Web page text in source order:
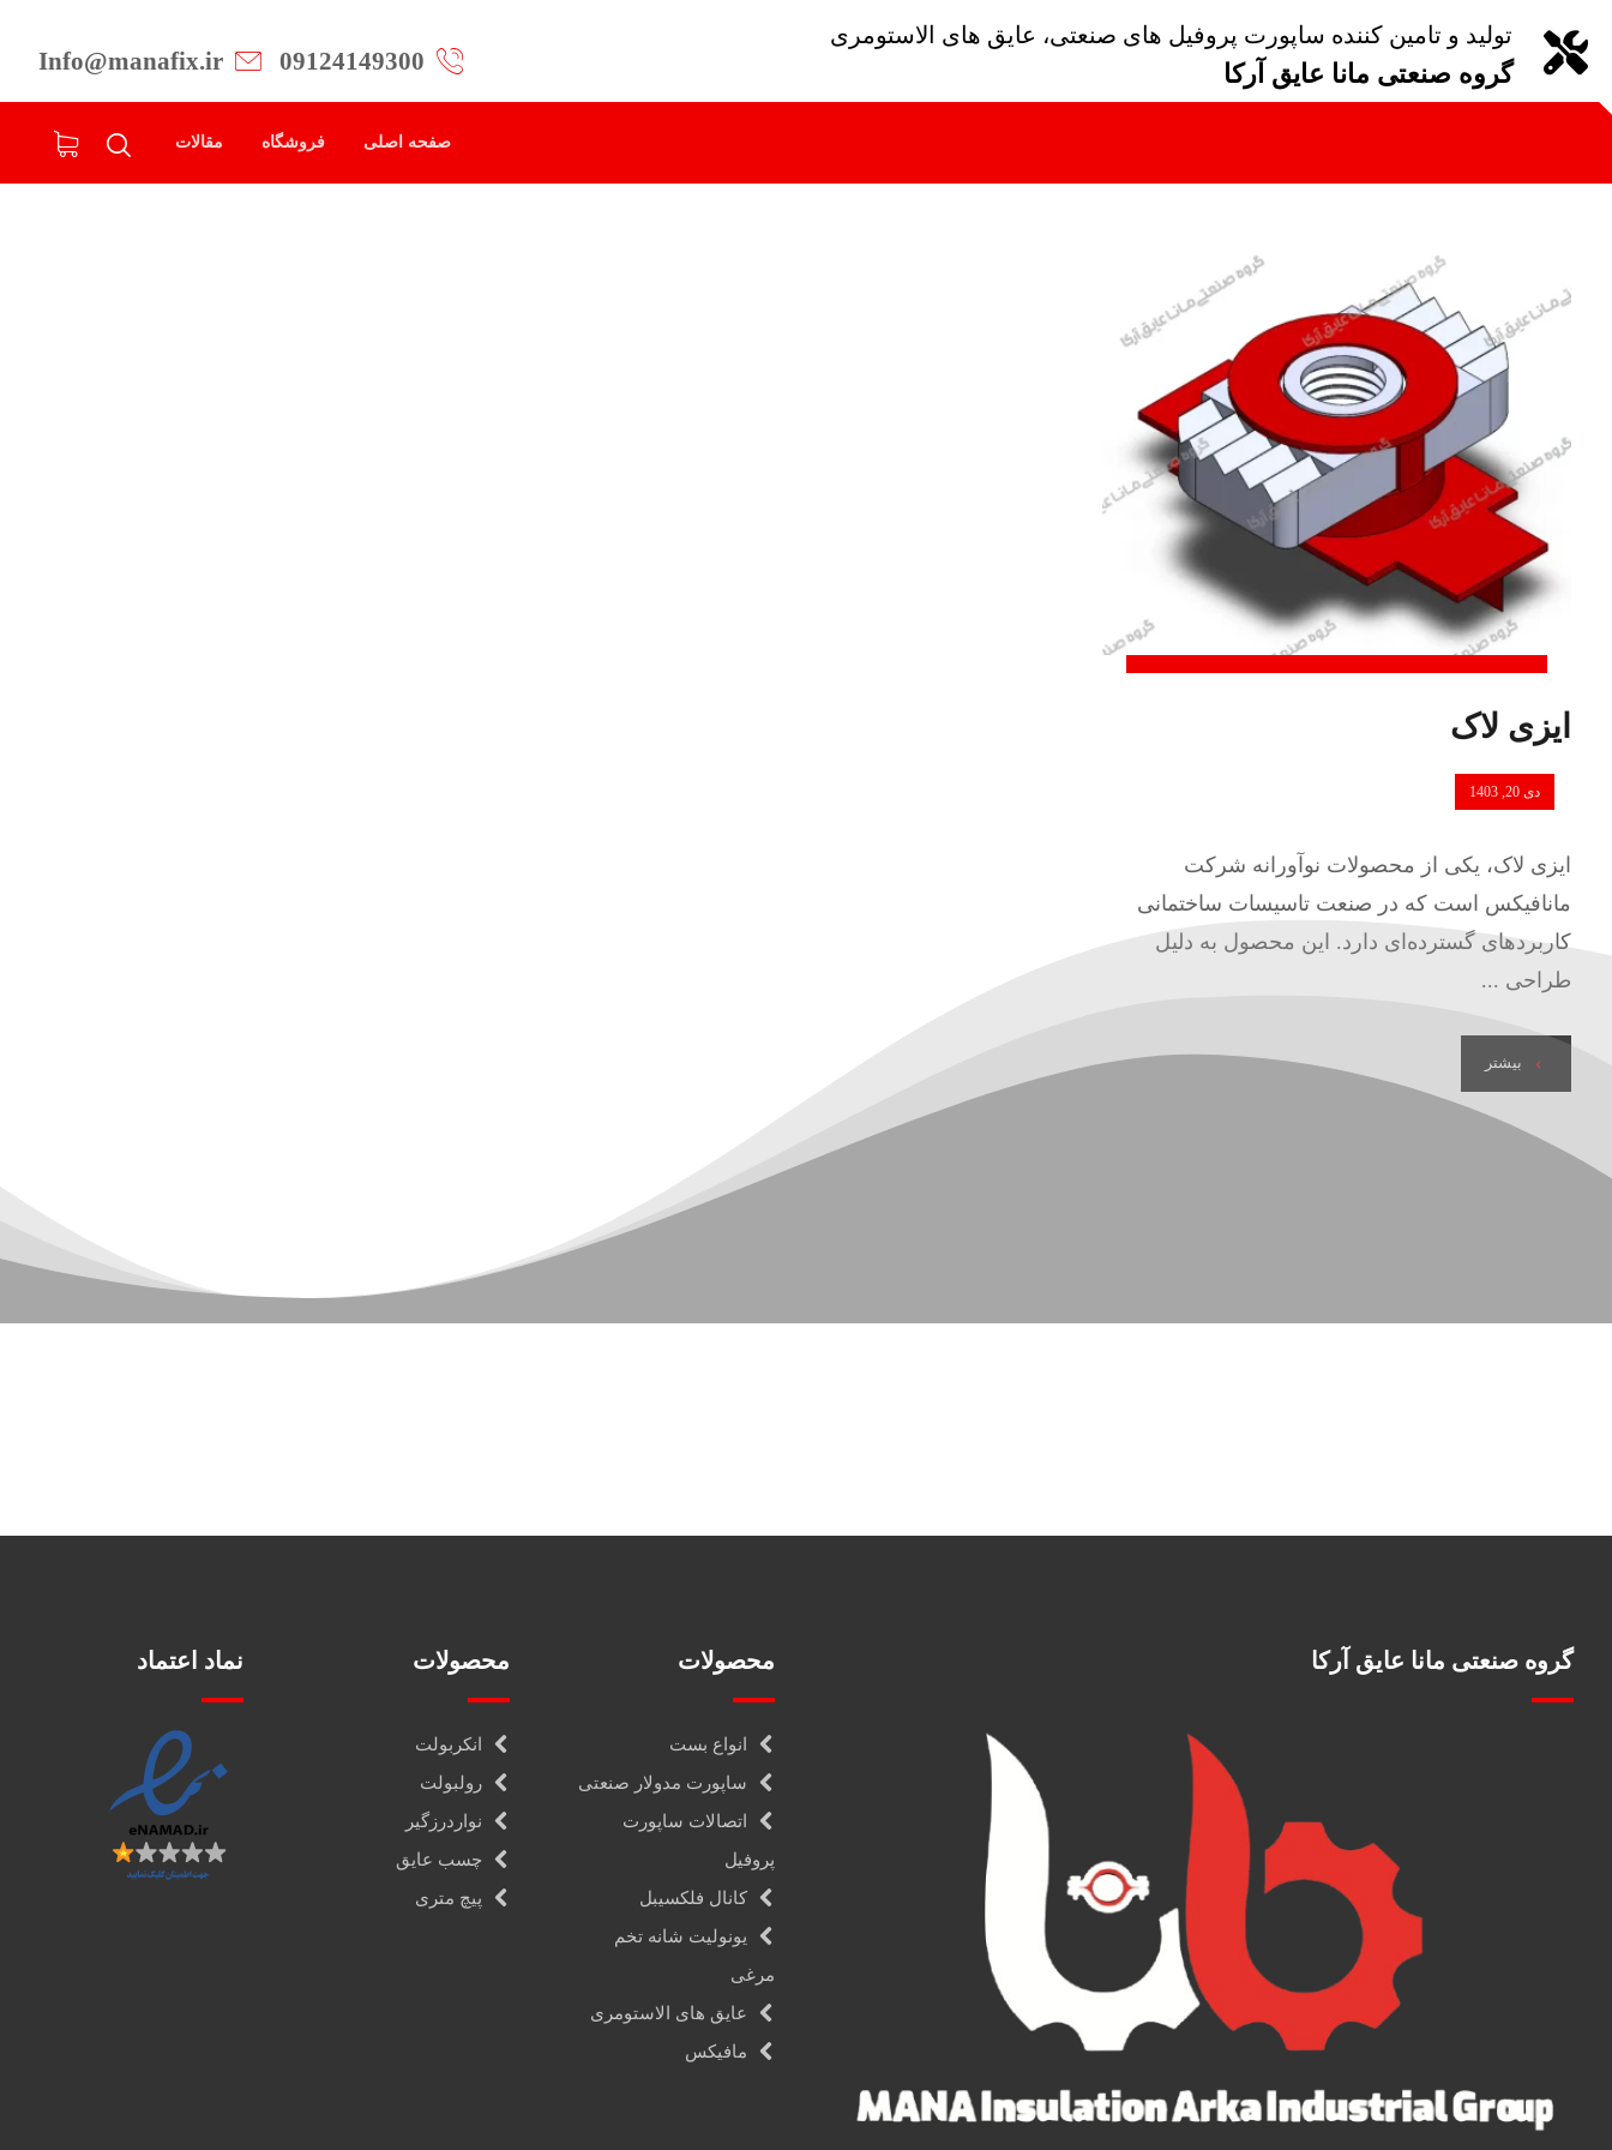
تولید و تامین کننده ساپورت پروفیل های صنعتی، عایق های الاستومری
گروه صنعتی مانا عایق آرکا Info@manafix.ir 09124149300
صفحه اصلی فروشگاه مقالات
ایزی لاک
دی 20, 1403
ایزی لاک، یکی از محصولات نوآورانه شرکت
مانافیکس است که در صنعت تاسیسات ساختمانی
کاربردهای گسترده‌ای دارد. این محصول به دلیل
طراحی ...
بیشتر
گروه صنعتی مانا عایق آرکا محصولات
انواع بست
ساپورت مدولار صنعتی
اتصالات ساپورت
پروفیل
کانال فلکسیبل
یونولیت شانه تخم
مرغی
عایق های الاستومری
مافیکس
محصولات
انکربولت
رولبولت
نواردرزگیر
چسب عایق
پیچ متری
نماد اعتماد